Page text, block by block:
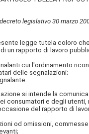
legislativo 30 marzo
legge tutela coloro
un rapporto di lavoro
cui l'ordinamento
delle segnalazioni;
si intende la
consumatori e degli
del rapporto di
od omissioni,